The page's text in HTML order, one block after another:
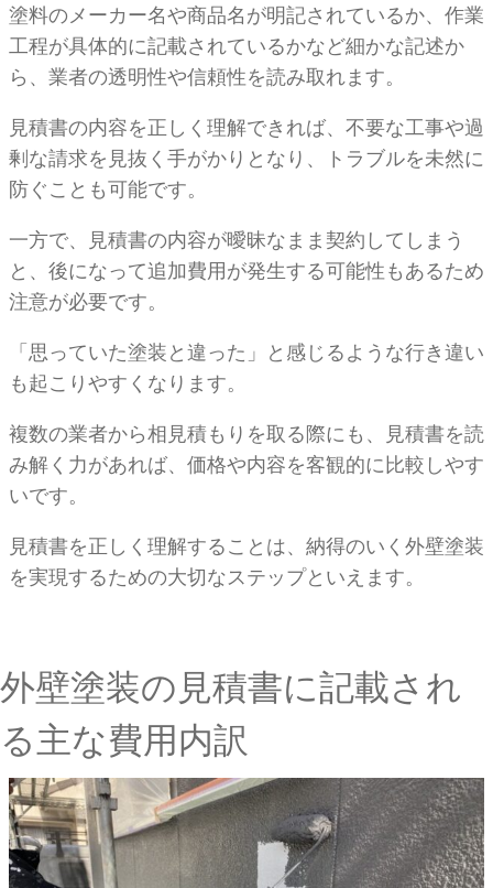
塗料のメーカー名や商品名が明記されているか、作業
工程が具体的に記載されているかなど細かな記述か
ら、業者の透明性や信頼性を読み取れます。
見積書の内容を正しく理解できれば、不要な工事や過
剰な請求を見抜く手がかりとなり、トラブルを未然に
防ぐことも可能です。
一方で、見積書の内容が曖昧なまま契約してしまう
と、後になって追加費用が発生する可能性もあるため
注意が必要です。
「思っていた塗装と違った」と感じるような行き違い
も起こりやすくなります。
複数の業者から相見積もりを取る際にも、見積書を読
み解く力があれば、価格や内容を客観的に比較しやす
いです。
見積書を正しく理解することは、納得のいく外壁塗装
を実現するための大切なステップといえます。
外壁塗装の見積書に記載され
る主な費用内訳